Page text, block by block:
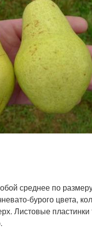
среднее по
бурого цвета,
Листовые пластинки